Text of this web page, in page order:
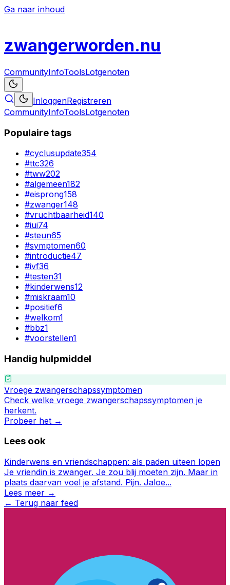
Ga naar inhoud
zwangerworden.nu
CommunityInfoToolsLotgenoten
InloggenRegistreren
CommunityInfoToolsLotgenoten
Populaire tags
#cyclusupdate354
#ttc326
#tww202
#algemeen182
#eisprong158
#zwanger148
#vruchtbaarheid140
#iui74
#steun65
#symptomen60
#introductie47
#ivf36
#testen31
#kinderwens12
#miskraam10
#positief6
#welkom1
#bbz1
#voorstellen1
Handig hulpmiddel
Vroege zwangerschapssymptomen
Check welke vroege zwangerschapssymptomen je
herkent.
Probeer het →
Lees ook
Kinderwens en vriendschappen: als paden uiteen lopen
Je vriendin is zwanger. Je zou blij moeten zijn. Maar in
plaats daarvan voel je afstand. Pijn. Jaloe...
Lees meer →
← Terug naar feed